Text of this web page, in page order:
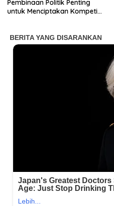
Pembinaan Politik Penting
untuk Menciptakan Kompetisi